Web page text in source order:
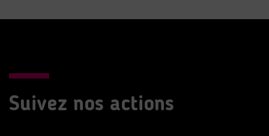
Suivez nos actions